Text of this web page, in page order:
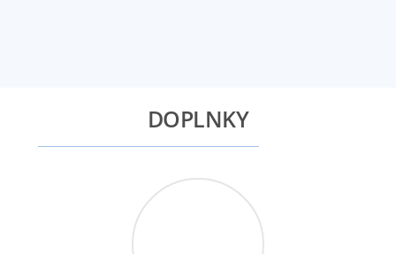
DOPLNKY